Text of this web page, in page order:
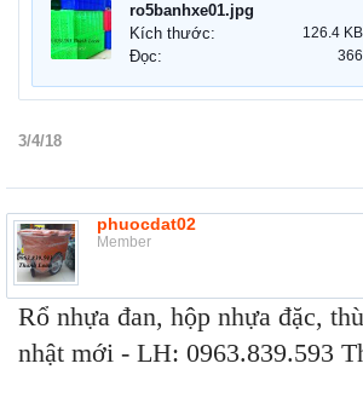
ro5banhxe01.jpg
Kích thước:
126.4 KB
Đọc: 366
3/4/18
phuocdat02
Member
Rổ nhựa đan, hộp nhựa đặc,
nhật mới - LH: 0963.839.593